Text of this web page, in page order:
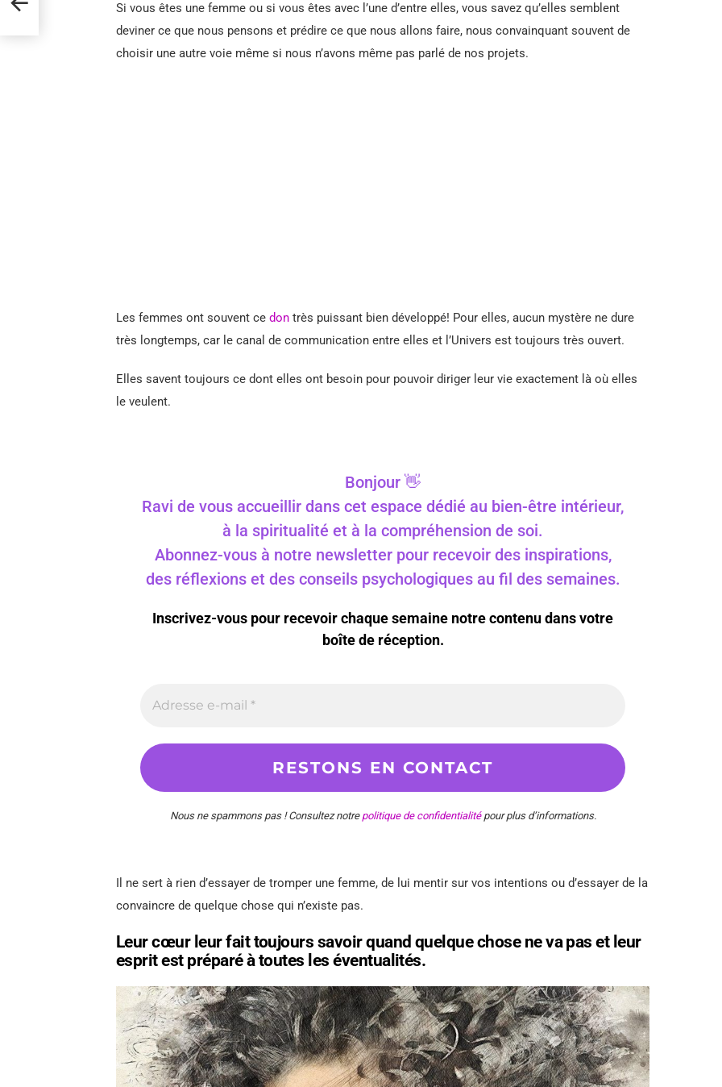
Si vous êtes une femme ou si vous êtes avec l’une d’entre elles, vous savez qu’elles semblent
deviner ce que nous pensons et prédire ce que nous allons faire, nous convainquant souvent de
choisir une autre voie même si nous n’avons même pas parlé de nos projets.
Les femmes ont souvent ce don très puissant bien développé! Pour elles, aucun mystère ne dure
très longtemps, car le canal de communication entre elles et l’Univers est toujours très ouvert.
Elles savent toujours ce dont elles ont besoin pour pouvoir diriger leur vie exactement là où elles
le veulent.
Bonjour 👋
Ravi de vous accueillir dans cet espace dédié au bien-être intérieur,
à la spiritualité et à la compréhension de soi.
Abonnez-vous à notre newsletter pour recevoir des inspirations,
des réflexions et des conseils psychologiques au fil des semaines.
Inscrivez-vous pour recevoir chaque semaine notre contenu dans votre
boîte de réception.
Nous ne spammons pas ! Consultez notre politique de confidentialitépour plus d’informations.
Il ne sert à rien d’essayer de tromper une femme, de lui mentir sur vos intentions ou d’essayer de la
convaincre de quelque chose qui n’existe pas.
Leur cœur leur fait toujours savoir quand quelque chose ne va pas et leur
esprit est préparé à toutes les éventualités.